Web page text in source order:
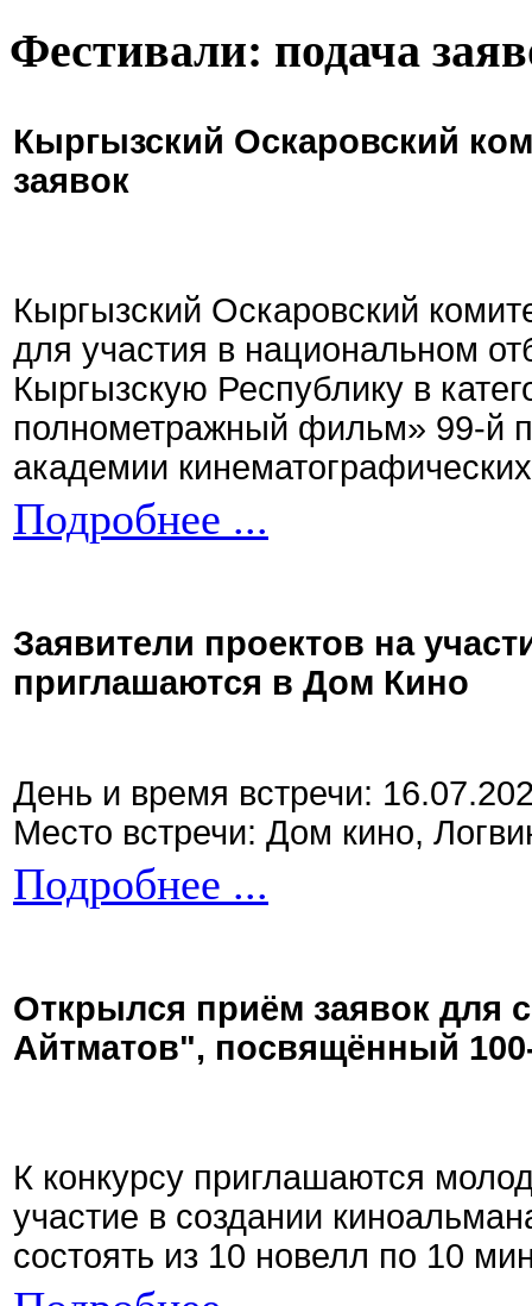
Фестивали: подача
Кыргызский Оскаровский
заявок
Кыргызский Оскаровский
для участия в национальном
Кыргызскую Республику в
полнометражный фильм» 99-й
академии
Подробнее ...
Заявители проектов на
приглашаются в Дом Кино
День и время встречи:
Место встречи: Дом кино,
Подробнее ...
Открылся приём заявок для
Айтматов", посвящённый
К конкурсу приглашаются
участие в создании
состоять из 10 новелл по 10